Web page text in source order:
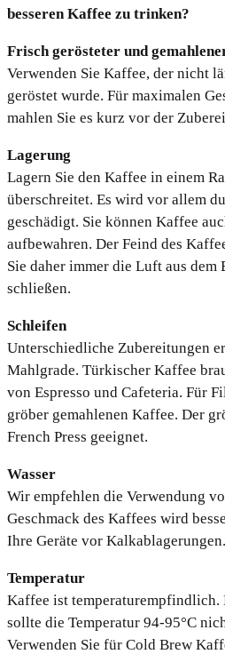
besseren Kaffee zu trinken?
Frisch gerösteter und
Verwenden Sie Kaffee, der nicht
geröstet wurde. Für maximalen
mahlen Sie es kurz vor der
Lagerung
Lagern Sie den Kaffee in einem
überschreitet. Es wird vor allem
geschädigt. Sie können Kaffee
aufbewahren. Der Feind des
Sie daher immer die Luft aus dem
schließen.
Schleifen
Unterschiedliche Zubereitungen
Mahlgrade. Türkischer Kaffee
von Espresso und Cafeteria. Für
gröber gemahlenen Kaffee. Der
French Press geeignet.
Wasser
Wir empfehlen die Verwendung
Geschmack des Kaffees wird
Ihre Geräte vor Kalkablagerungen.
Temperatur
Kaffee ist temperaturempfindlich.
sollte die Temperatur 94-95°C
Verwenden Sie für Cold Brew